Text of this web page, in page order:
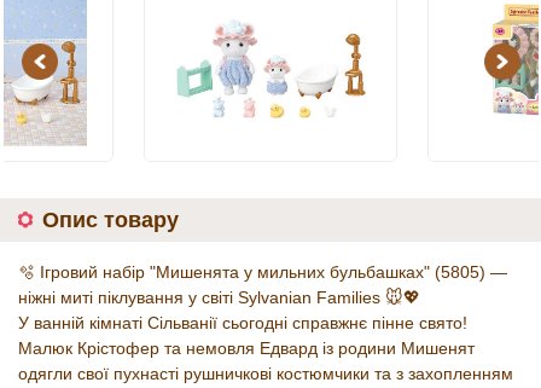
Previous Next
Опис товару
🫧 Ігровий набір "Мишенята у мильних бульбашках" (5805) —
ніжні миті піклування у світі Sylvanian Families 🐭💖
У ванній кімнаті Сільванії сьогодні справжнє пінне свято!
Малюк Крістофер та немовля Едвард із родини Мишенят
одягли свої пухнасті рушничкові костюмчики та з захопленням